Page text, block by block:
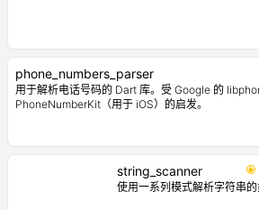
phone_numbers_parser
用于解析电话号码的 Dart 库。受 Google 的
PhoneNumberKit（用于 iOS）的启发。
string_scanner
使用一系列模式解析字符串的